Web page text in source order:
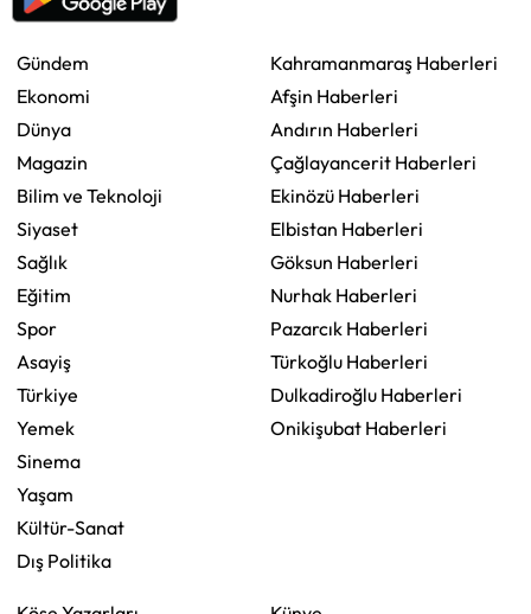
Gündem
Ekonomi
Dünya
Magazin
Bilim ve Teknoloji
Siyaset
Sağlık
Eğitim
Spor
Asayiş
Türkiye
Yemek
Sinema
Yaşam
Kültür-Sanat
Dış Politika
Kahramanmaraş Haberleri
Afşin Haberleri
Andırın Haberleri
Çağlayancerit Haberleri
Ekinözü Haberleri
Elbistan Haberleri
Göksun Haberleri
Nurhak Haberleri
Pazarcık Haberleri
Türkoğlu Haberleri
Dulkadiroğlu Haberleri
Onikişubat Haberleri